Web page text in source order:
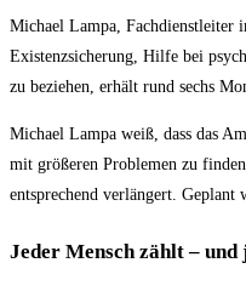
Michael Lampa, Fachdienstleiter
Existenzsicherung, Hilfe bei
zu beziehen, erhält rund sechs
Michael Lampa weiß, dass das
mit größeren Problemen zu
entsprechend verlängert.
Jeder Mensch zählt – und